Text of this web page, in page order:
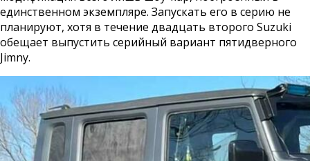
единственном экземпляре. Запускать его в серию не
планируют, хотя в течение двадцать второго Suzuki
обещает выпустить серийный вариант пятидверного
Jimny.